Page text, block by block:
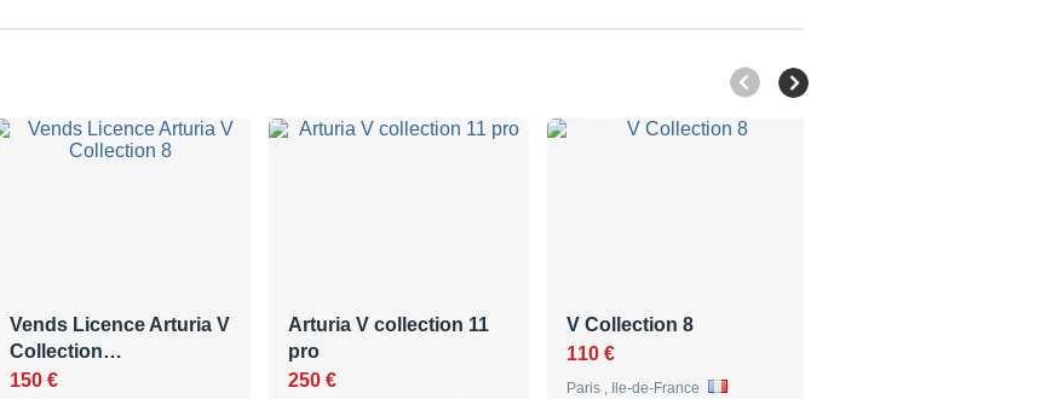
Vends Licence Arturia V
Collection…
150 €
Arturia V collection 11
pro
250 €
V Collection 8
110 €
Paris , Ile-de-France